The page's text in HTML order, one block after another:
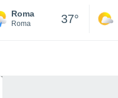
Roma
Roma 37°